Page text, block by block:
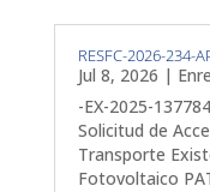
RESFC-2026-234-
Jul 8, 2026 | Enre
-EX-2025-
Solicitud de
Transporte
Fotovoltaico